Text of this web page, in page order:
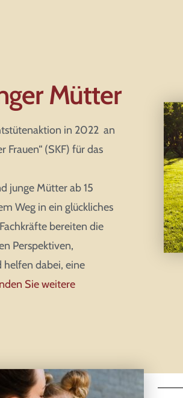
Mütter
in 2022 an
Frauen“ (SKF) für das
junge Mütter ab 15
Weg in ein glückliches
bereiten die
Perspektiven,
dabei, eine
Sie weitere